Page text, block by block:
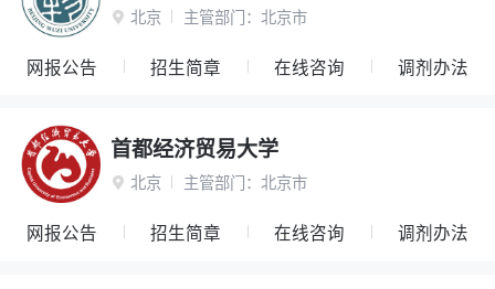
 北京 主管部门： 北京市
网报公告 招生简章 在线咨询 调剂办法
首都经济贸易大学
 北京 主管部门： 北京市
网报公告 招生简章 在线咨询 调剂办法